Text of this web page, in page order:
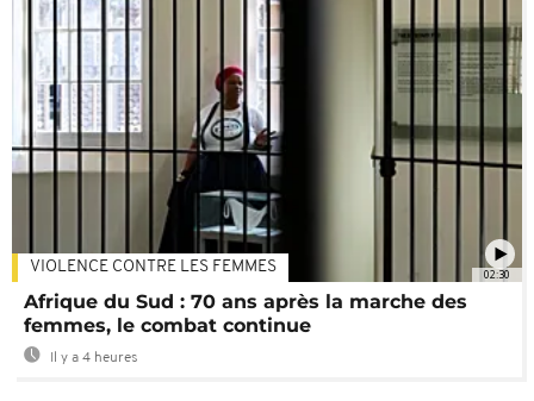
02:30
VIOLENCE CONTRE LES FEMMES
Afrique du Sud : 70 ans après la marche des
femmes, le combat continue
Il y a 4 heures